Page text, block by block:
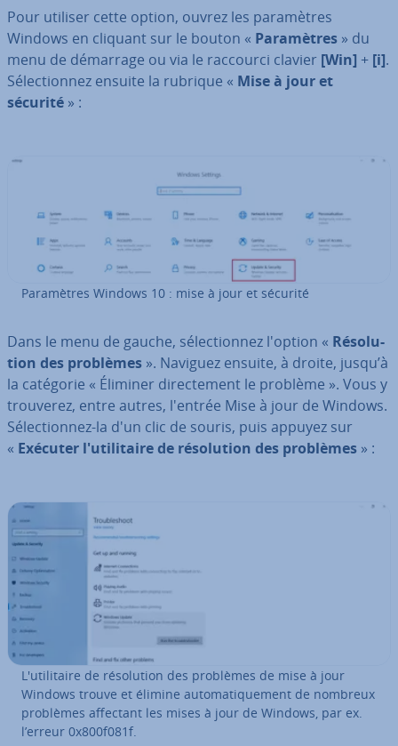
Pour utiliser cette option, ouvrez les pa­ra­mètres
Windows en cliquant sur le bouton « Pa­ra­mètres » du
menu de démarrage ou via le raccourci clavier [Win] + [i].
Sé­lec­tion­nez ensuite la rubrique « Mise à jour et
sécurité » :
Pa­ra­mètres Windows 10 : mise à jour et sécurité
Dans le menu de gauche, sé­lec­tion­nez l'option « Ré­so­lu­
tion des problèmes ». Naviguez ensuite, à droite, jusqu’à
la catégorie « Éliminer di­rec­te­ment le problème ». Vous y
trouverez, entre autres, l'entrée Mise à jour de Windows.
Sé­lec­tion­nez-la d'un clic de souris, puis appuyez sur
« Exécuter l'uti­li­taire de ré­so­lu­tion des problèmes » :
L'uti­li­taire de ré­so­lu­tion des problèmes de mise à jour
Windows trouve et élimine au­to­ma­ti­que­ment de nombreux
problèmes affectant les mises à jour de Windows, par ex.
l’erreur 0x800f081f.